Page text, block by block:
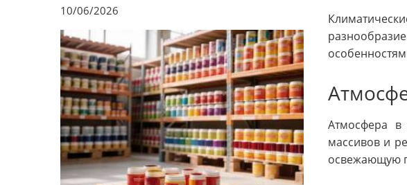
10/06/2026
Атмосфера в
массивов и
освежающую